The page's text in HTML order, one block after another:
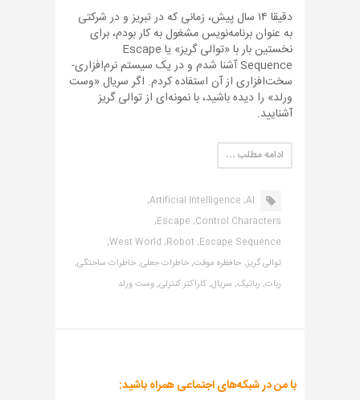
دقیقا ۱۴ سال پیش، زمانی که در تبریز و در شرکتی
به عنوان برنامه‌نویس مشغول به کار بودم، برای
نخستین بار با «توالی گریز» یا Escape
Sequence آشنا شدم و در یک سیستم نرم‌افزاری-
سخت‌افزاری از آن استفاده کردم. اگر سریال «وست
ورلد» را دیده باشید، با نمونه‌ای از توالی گریز
آشنایید.
ادامه مطلب …
AI,
Artificial Intelligence,
Control Characters,
Escape,
Escape Sequence,
Robot,
West World,
توالی گریز, حافظره موقت,خاطرات جعلی,خاطرات ساختگی,
ربات, رباتیک, سریال,کاراکتر کنترلی,وست ورلد
با من در شبکه‌های اجتماعی همراه باشید: